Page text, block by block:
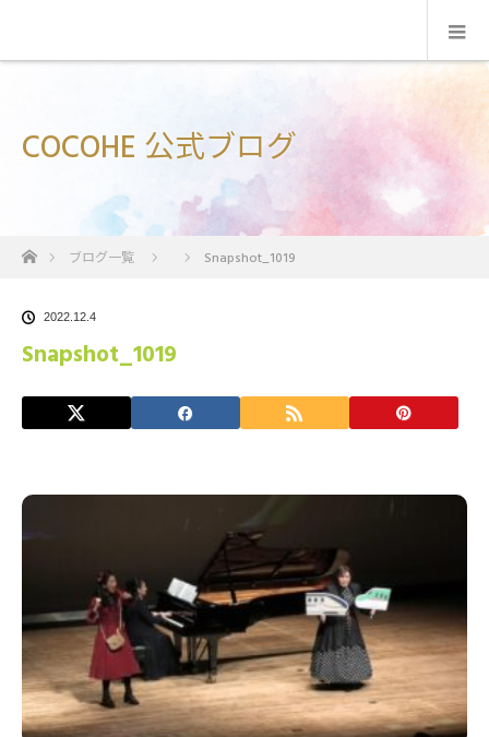
COCOHE 公式ブログ
ホームブログ一覧 Snapshot_1019
2022.12.4
Snapshot_1019